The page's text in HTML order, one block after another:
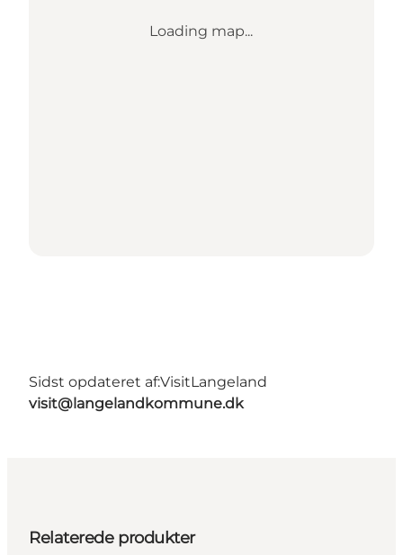
Loading map...
Sidst opdateret af:VisitLangeland
visit@langelandkommune.dk
Relaterede produkter